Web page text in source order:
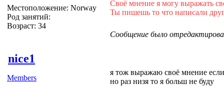
Местоположение: Norway
Род занятий:
Возраст: 34
Своё мнение я могу выражать
Ты пишешь то что написали
Сообщение было
nice1
Members
я тож выражаю своё мнение
но раз низя то я больш не буду